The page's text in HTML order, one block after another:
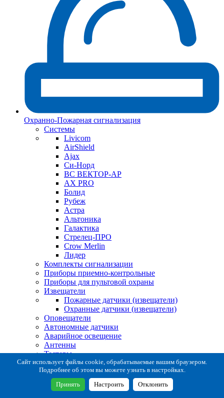
Охранно-Пожарная сигнализация
Системы
Livicom
AirShield
Ajax
Си-Норд
ВС ВЕКТОР-АР
AX PRO
Болид
Рубеж
Астра
Альтоника
Галактика
Стрелец-ПРО
Crow Merlin
Лидер
Комплекты сигнализации
Приборы приемно-контрольные
Приборы для пультовой охраны
Извещатели
Пожарные датчики (извещатели)
Охранные датчики (извещатели)
Оповещатели
Автономные датчики
Аварийное освещение
Антенны
Тестеры
Система сбора извещений
Расходные и монтажные материалы
Коробки коммутационные
Кронштейны для извещателей
Сайт использует файлы cookie, обрабатываемые вашим браузером.
Подробнее об этом вы можете узнать в настройках.
Принять Настроить Отклонить